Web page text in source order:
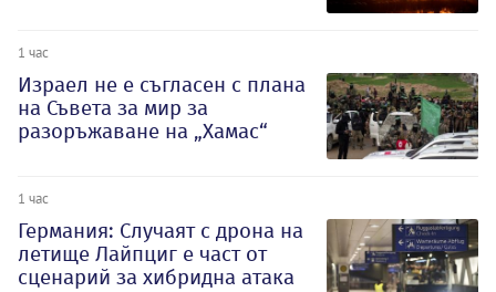
1 час
Израел не е съгласен с плана
на Съвета за мир за
разоръжаване на „Хамас“
1 час
Германия: Случаят с дрона на
летище Лайпциг е част от
сценарий за хибридна атака